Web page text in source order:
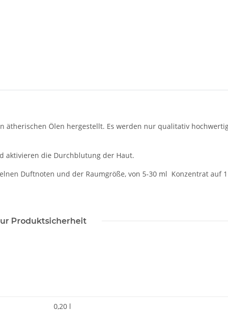
Ölen hergestellt. Es werden nur qualitativ
aktivieren die Durchblutung der Haut.
Duftnoten und der Raumgröße, von 5-30 ml Konzentrat auf
Produktsicherheit
0,20 l